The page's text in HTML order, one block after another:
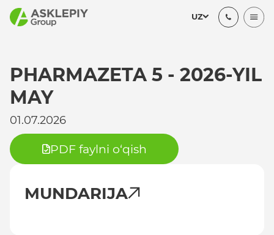
UZ
PHARMAZETA 5 - 2026-YIL
MAY
01.07.2026
PDF faylni o‘qish
MUNDARIJA